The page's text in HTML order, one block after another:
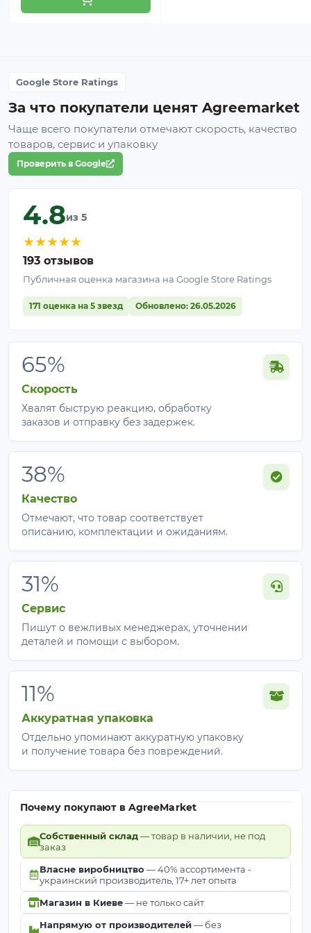
Где применяют сетку 80%
отмерять нужную длину.
Закрытие большого периметра от посторонних
взглядов и пыли за минимальное количество
шагов монтажа.
Временные ограждения строительных
площадок.Быстрый монтаж и демонтаж —
Защита от пыли и ветра вдоль дорог.
Сплошное полотно без швов по длине на весь
периметр.
Какое затенение выбрать:
сравнение вариантов
для
45%
цветы,
рассада
Легкая тень,
60–70%
частичная
Заборы,
тень,
силуэты еще
Заборы 2 м,
ограждения,
склады,
Силуэтов не
вентиляция
90–95%
защита от
пропускает
свет и ветер
Как установить затеняющую
сетку — 4 шага
Отмерьте и отрежьте
— ножницами или монтажным ножом. Срез
слегка опалите зажигалкой, чтобы край не
расползался.
Разверните полотновдоль забора или
Google Store Ratings
За что покупатели ценят Agreemarket
Чаще всего покупатели отмечают скорость, качество
товаров, сервис и упаковку
Проверить в Google
4.8из 5
★★★★★
193 отзывов
Публичная оценка магазина на Google Store Ratings
171 оценка на 5 звезд Обновлено: 26.05.2026
65%
Скорость
Хвалят быструю реакцию, обработку
заказов и отправку без задержек.
38%
Качество
Отмечают, что товар соответствует
описанию, комплектации и ожиданиям.
31%
Сервис
Пишут о вежливых менеджерах, уточнении
деталей и помощи с выбором.
11%
Аккуратная упаковка
Отдельно упоминают аккуратную упаковку
и получение товара без повреждений.
Почему покупают в AgreeMarket
Собственный склад— товар в наличии, не под
заказ
Власне виробництво — 40% ассортимента -
украинский производитель, 17+ лет опыта
Магазин в Киеве— не только сайт
Напрямую от производителей— без